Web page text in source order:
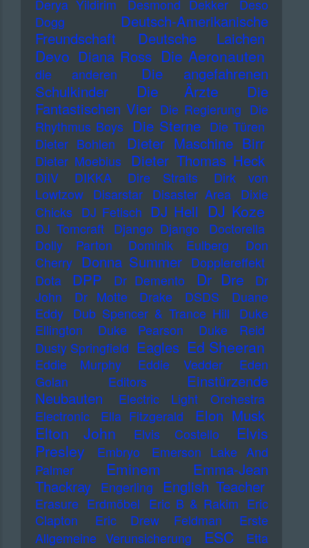
Derya Yildirim
Desmond Dekker
Deso
Dogg
Deutsch-Amerikanische
Freundschaft
Deutsche Laichen
Devo Diana Ross Die Aeronauten
die anderen
Die angefahrenen
Schulkinder
Die Ärzte
Die
Fantastischen Vier Die Regierung Die
Rhythmus Boys Die Sterne Die Türen
Dieter Bohlen
Dieter Maschine Birr
Dieter Moebius Dieter Thomas Heck
DiIV DIKKA Dire Straits
Dirk von
Lowtzow
Disarstar Disaster Area
Dixie
Chicks DJ Fetisch DJ Hell DJ Koze
DJ Tomcraft Django Django
Doctorella
Dolly Parton
Dominik Eulberg
Don
Cherry Donna Summer Dopplereffekt
Dota
DPP Dr Demento Dr Dre
Dr
John
Dr Motte Drake DSDS
Duane
Eddy
Dub Spencer & Trance Hill
Duke
Ellington
Duke Pearson
Duke Reid
Dusty Springfield Eagles Ed Sheeran
Eddie Murphy Eddie Vedder
Eden
Golan
Editors
Einstürzende
Neubauten
Electric Light Orchestra
Electronic
Ella Fitzgerald Elon Musk
Elton John Elvis Costello
Elvis
Presley
Embryo
Emerson Lake And
Palmer
Eminem
Emma-Jean
Thackray
Engerling English Teacher
Erasure Erdmöbel Eric B & Rakim Eric
Clapton
Eric Drew Feldman
Erste
Allgemeine Verunsicherung
ESC
Etta